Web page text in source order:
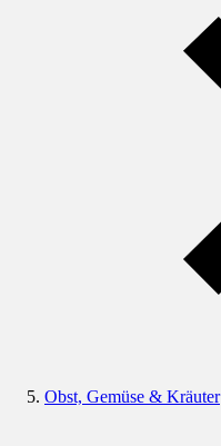
Obst, Gemüse & Kräuter